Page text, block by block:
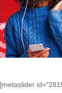
[metaslider